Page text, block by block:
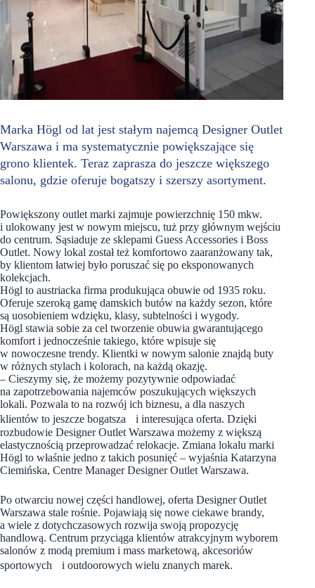
Marka Högl od lat jest stałym najemcą Designer Outlet
Warszawa i ma systematycznie powiększające się
grono klientek. Teraz zaprasza do jeszcze większego
salonu, gdzie oferuje bogatszy i szerszy asortyment.
Powiększony outlet marki zajmuje powierzchnię 150 mkw.
i ulokowany jest w nowym miejscu, tuż przy głównym wejściu
do centrum. Sąsiaduje ze sklepami Guess Accessories i Boss
Outlet. Nowy lokal został też komfortowo zaaranżowany tak,
by klientom łatwiej było poruszać się po eksponowanych
kolekcjach.
Högl to austriacka firma produkująca obuwie od 1935 roku.
Oferuje szeroką gamę damskich butów na każdy sezon, które
są uosobieniem wdzięku, klasy, subtelności i wygody.
Högl stawia sobie za cel tworzenie obuwia gwarantującego
komfort i jednocześnie takiego, które wpisuje się
w nowoczesne trendy. Klientki w nowym salonie znajdą buty
w różnych stylach i kolorach, na każdą okazję.
– Cieszymy się, że możemy pozytywnie odpowiadać
na zapotrzebowania najemców poszukujących większych
lokali. Pozwala to na rozwój ich biznesu, a dla naszych
klientów to jeszcze bogatsza i interesująca oferta. Dzięki
rozbudowie Designer Outlet Warszawa możemy z większą
elastycznością przeprowadzać relokacje. Zmiana lokalu marki
Högl to właśnie jedno z takich posunięć – wyjaśnia Katarzyna
Ciemińska, Centre Manager Designer Outlet Warszawa.
Po otwarciu nowej części handlowej, oferta Designer Outlet
Warszawa stale rośnie. Pojawiają się nowe ciekawe brandy,
a wiele z dotychczasowych rozwija swoją propozycję
handlową. Centrum przyciąga klientów atrakcyjnym wyborem
salonów z modą premium i mass marketową, akcesoriów
sportowych i outdoorowych wielu znanych marek.